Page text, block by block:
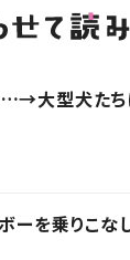
大型犬たちに
ボーを乗りこ